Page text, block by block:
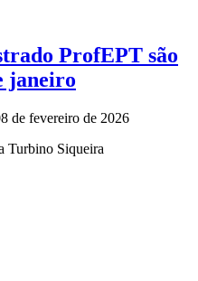
ProfEPT são
janeiro
de fevereiro de 2026
Turbino Siqueira